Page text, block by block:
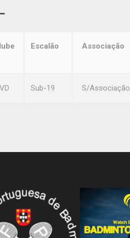
Escalão Associação
Sub-19 S/Associação